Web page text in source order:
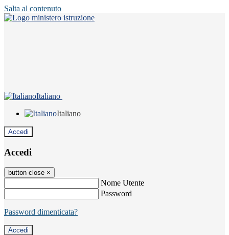
Salta al contenuto
Italiano
Italiano
Accedi
Accedi
button close ×
Nome Utente
Password
Password dimenticata?